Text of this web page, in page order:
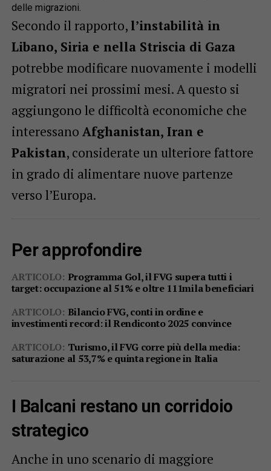
delle migrazioni.
Secondo il rapporto, l’instabilità in
Libano, Siria e nella Striscia di Gaza
potrebbe modificare nuovamente i modelli
migratori nei prossimi mesi. A questo si
aggiungono le difficoltà economiche che
interessano Afghanistan, Iran e
Pakistan, considerate un ulteriore fattore
in grado di alimentare nuove partenze
verso l’Europa.
Per approfondire
ARTICOLO: Programma Gol, il FVG supera tutti i
target: occupazione al 51% e oltre 111mila beneficiari
ARTICOLO: Bilancio FVG, conti in ordine e
investimenti record: il Rendiconto 2025 convince
ARTICOLO: Turismo, il FVG corre più della media:
saturazione al 53,7% e quinta regione in Italia
I Balcani restano un corridoio
strategico
Anche in uno scenario di maggiore